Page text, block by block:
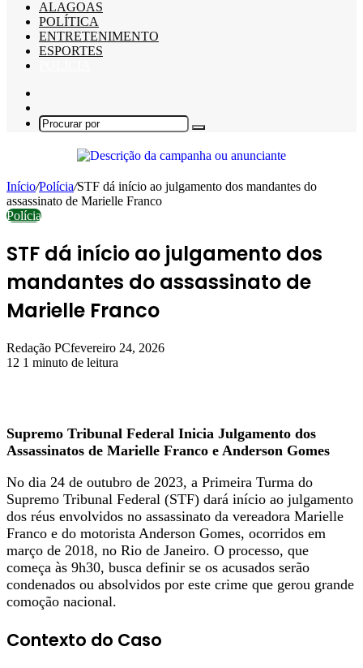
ALAGOAS
POLÍTICA
ENTRETENIMENTO
ESPORTES
skin
Procurar
Início/Polícia/STF dá início ao julgamento dos mandantes do
assassinato de Marielle Franco
Polícia
STF dá início ao julgamento dos
mandantes do assassinato de
Marielle Franco
Redação PCfevereiro 24, 2026
12 1 minuto de leitura
Supremo Tribunal Federal Inicia Julgamento dos
Assassinatos de Marielle Franco e Anderson Gomes
No dia 24 de outubro de 2023, a Primeira Turma do
Supremo Tribunal Federal (STF) dará início ao julgamento
dos réus envolvidos no assassinato da vereadora Marielle
Franco e do motorista Anderson Gomes, ocorridos em
março de 2018, no Rio de Janeiro. O processo, que
começa às 9h30, busca definir se os acusados serão
condenados ou absolvidos por este crime que gerou grande
comoção nacional.
Contexto do Caso